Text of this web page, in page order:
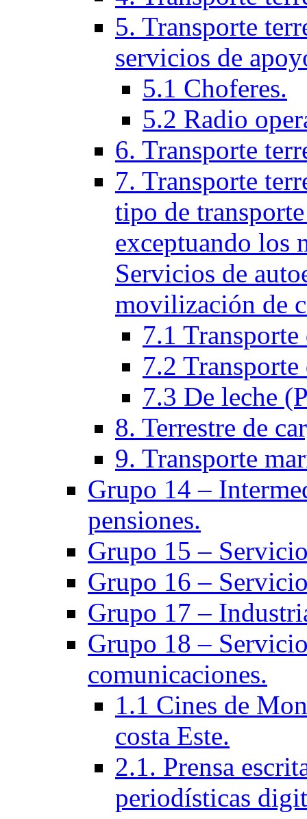
5. Transporte
servicios de
5.1 Choferes.
5.2 Radio
6. Transporte
7. Transporte
tipo de
exceptuando los
Servicios de
movilización de
7.1 Transporte
7.2
7.3 De leche
8. Terrestre de
9. Transporte
Grupo 14 –
pensiones.
Grupo 15 –
Grupo 16 –
Grupo 17 –
Grupo 18 –
comunicaciones.
1.1 Cines de
costa Este.
2.1. Prensa
periodísticas